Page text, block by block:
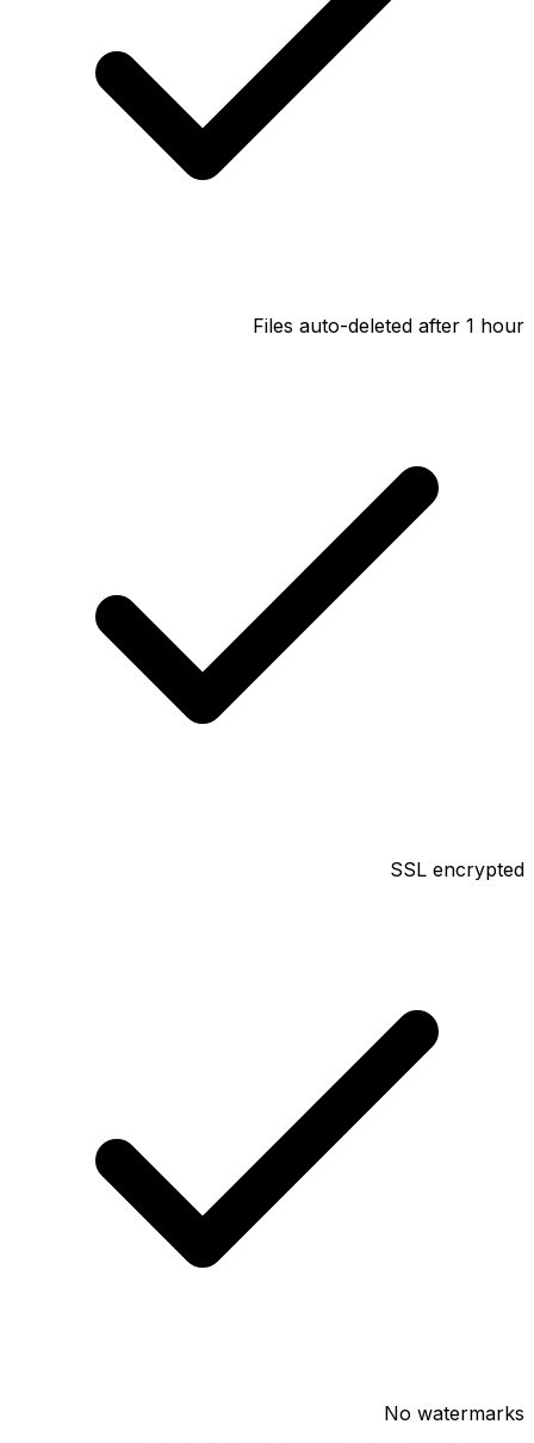
Files auto-deleted after 1 hour
SSL encrypted
No watermarks